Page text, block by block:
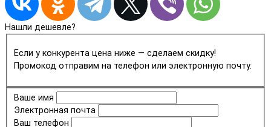
Нашли дешевле?
Если у конкурента цена ниже — сделаем скидку!
Промокод отправим на телефон или электронную почту.
Ваше имя
Электронная почта
Ваш телефон